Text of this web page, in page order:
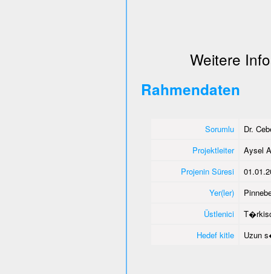
Weitere
Rahmendaten
Sorumlu
Dr.
Projektleiter
Aysel
Projenin Süresi
Yer(ler)
Üstlenici
Hedef kitle
Uzun